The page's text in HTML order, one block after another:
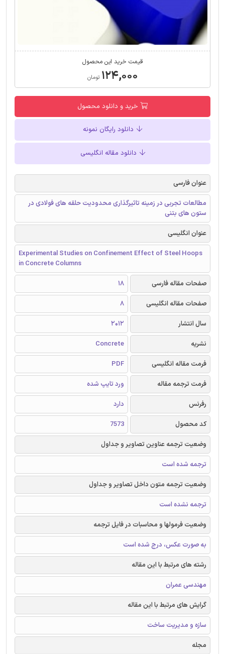
قیمت خرید این محصول
۱۲۴,۰۰۰ تومان
خرید و دانلود محصول
دانلود رایگان نمونه
دانلود مقاله انگلیسی
عنوان فارسی
مطالعات تجربی در زمینه تاثیرگذاری محدودیت حلقه های فولادی در
ستون های بتنی
عنوان انگلیسی
Experimental Studies on Confinement Effect of Steel Hoops
in Concrete Columns
صفحات مقاله فارسی
18
صفحات مقاله انگلیسی
8
سال انتشار
2012
نشریه
Concrete
فرمت مقاله انگلیسی
PDF
فرمت ترجمه مقاله
ورد تایپ شده
رفرنس
دارد
کد محصول
7573
وضعیت ترجمه عناوین تصاویر و جداول
ترجمه شده است
وضعیت ترجمه متون داخل تصاویر و جداول
ترجمه نشده است
وضعیت فرمولها و محاسبات در فایل ترجمه
به صورت عکس، درج شده است
رشته های مرتبط با این مقاله
مهندسی عمران
گرایش های مرتبط با این مقاله
سازه و مدیریت ساخت
مجله